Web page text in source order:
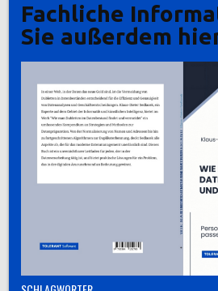
Fachliche
Sie außerdem